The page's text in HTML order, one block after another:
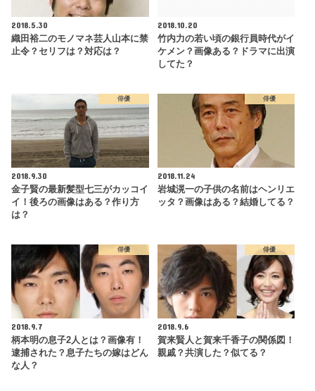
2018.5.30
織田裕二のモノマネ芸人山本に禁
止令？セリフは？対応は？
2018.10.20
竹内力の若い頃の銀行員時代がイ
ケメン？画像ある？ドラマに出演
してた？
俳優
2018.9.30
金子賢の最新髪型七三がカッコイ
イ！後ろの画像はある？作り方
は？
俳優
2018.11.24
岩城滉一の子供の名前はヘンリエ
ッタ？画像はある？結婚してる？
俳優
2018.9.7
柄本明の息子2人とは？画像有！
逮捕された？息子たちの嫁はどん
な人？
俳優
2018.9.6
賀来賢人と賀来千香子の関係図！
親戚？共演した？似てる？